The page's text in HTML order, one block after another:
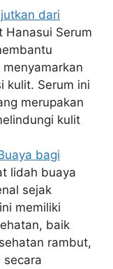
dari
Hanasui Serum
kulit. Serum ini
merupakan
kulit
bagi
lidah buaya
sejak
memiliki
baik
rambut,
secara